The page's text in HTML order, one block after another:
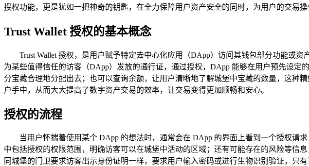
授权功能，更是犹如一把神奇的钥匙，在全力保障用户资产安全的同时，为用户的交易
Trust Wallet 授权的基本概念
Trust Wallet 授权，是用户赋予特定去中心化应用（DApp）访问其钱包部分功能或
为某些值得信任的访客（DApp）发放的通行证，通过授权，DApp 能够在用户预先设
分宝藏合理地分配出去；也可以查询余额，让用户清晰地了解城堡中宝藏的数量，这种
户手中，从而大大提高了数字资产交易的效率，让交易变得更加顺畅和安心。
授权的流程
当用户怀揣着使用某个 DApp 的想法时，通常会在 DApp 的界面上看到一个授权请
中包括授权的权限范围，明确访客可以在城堡中活动的区域；还有可能存在的风险等信
同城堡的门卫要求访客出示身份证明一样，要求用户输入密码或进行生物识别验证，只